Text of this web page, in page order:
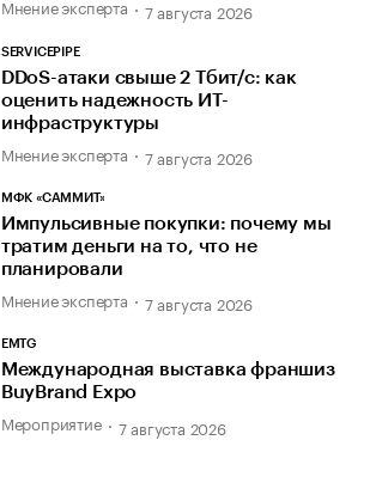
Мнение эксперта 7 августа 2026
SERVICEPIPE
DDoS-атаки свыше 2 Тбит/с: как
оценить надежность ИТ-
инфраструктуры
Мнение эксперта 7 августа 2026
МФК «САММИТ»
Импульсивные покупки: почему мы
тратим деньги на то, что не
планировали
Мнение эксперта 7 августа 2026
EMTG
Международная выставка франшиз
BuyBrand Expo
Мероприятие 7 августа 2026